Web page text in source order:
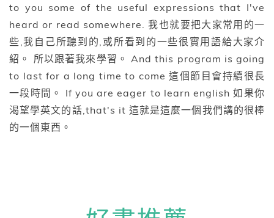
to you some of the useful expressions that I've
heard or read somewhere. 我也就要把大家常用的一
些,我自己所聽到的,或所看到的一些很實用語給大家介
紹。 所以跟著我來學習。 And this program is going
to last for a long time to come 這個節目會持續很長
一段時間。 If you are eager to learn english 如果你
渴望學英文的話,that's it 這就是這麼一個我們講的很棒
的一個東西。